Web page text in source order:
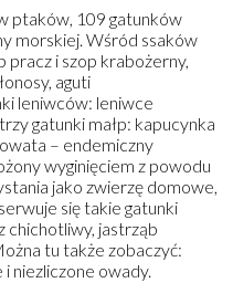
ptaków, 109 gatunków
morskiej. Wśród ssaków
pracz i szop krabożerny,
aguti
leniwców: leniwce
gatunki małp: kapucynka
– endemiczny
wyginięciem z powodu
jako zwierzę domowe,
się takie gatunki
chichotliwy, jastrząb
tu także zobaczyć:
niezliczone owady.